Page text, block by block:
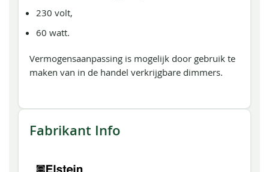
230 volt,
60 watt.
Vermogensaanpassing is mogelijk door gebruik te
maken van in de handel verkrijgbare dimmers.
Fabrikant Info